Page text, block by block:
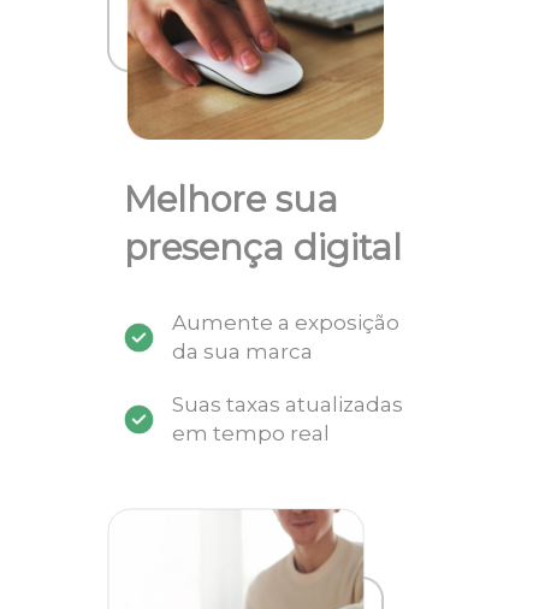
Melhore sua
presença digital
Aumente a exposição
da sua marca
Suas taxas atualizadas
em tempo real